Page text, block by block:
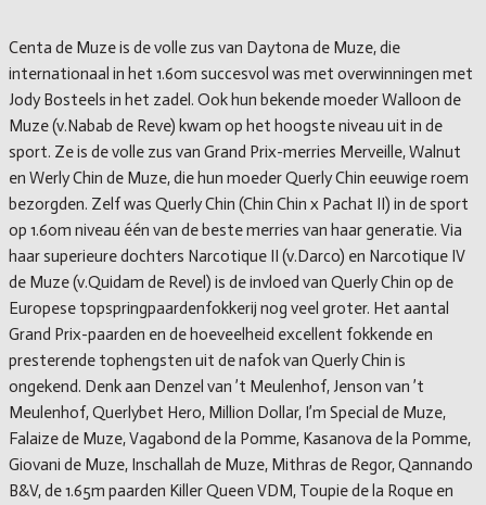
Centa de Muze is de volle zus van Daytona de Muze, die
internationaal in het 1.60m succesvol was met overwinningen met
Jody Bosteels in het zadel. Ook hun bekende moeder Walloon de
Muze (v.Nabab de Reve) kwam op het hoogste niveau uit in de
sport. Ze is de volle zus van Grand Prix-merries Merveille, Walnut
en Werly Chin de Muze, die hun moeder Querly Chin eeuwige roem
bezorgden. Zelf was Querly Chin (Chin Chin x Pachat II) in de sport
op 1.60m niveau één van de beste merries van haar generatie. Via
haar superieure dochters Narcotique II (v.Darco) en Narcotique IV
de Muze (v.Quidam de Revel) is de invloed van Querly Chin op de
Europese topspringpaardenfokkerij nog veel groter. Het aantal
Grand Prix-paarden en de hoeveelheid excellent fokkende en
presterende tophengsten uit de nafok van Querly Chin is
ongekend. Denk aan Denzel van ’t Meulenhof, Jenson van ’t
Meulenhof, Querlybet Hero, Million Dollar, I’m Special de Muze,
Falaize de Muze, Vagabond de la Pomme, Kasanova de la Pomme,
Giovani de Muze, Inschallah de Muze, Mithras de Regor, Qannando
B&V, de 1.65m paarden Killer Queen VDM, Toupie de la Roque en